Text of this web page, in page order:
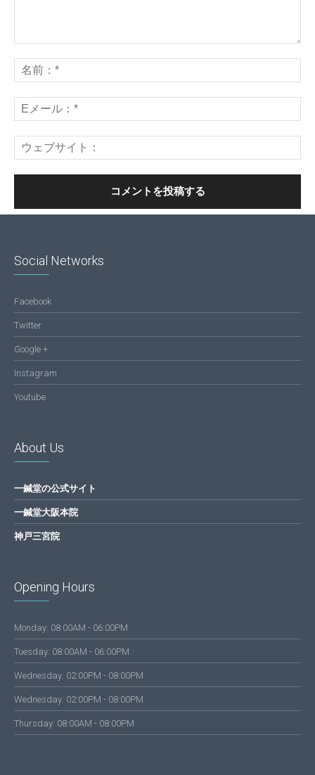
Social Networks
Facebook
Twitter
Google +
Instagram
Youtube
About Us
一鍼堂の公式サイト
一鍼堂大阪本院
神戸三宮院
Opening Hours
Monday: 08:00AM - 06:00PM
Tuesday: 08:00AM - 06:00PM
Wednesday: 02:00PM - 08:00PM
Wednesday: 02:00PM - 08:00PM
Thursday: 08:00AM - 08:00PM